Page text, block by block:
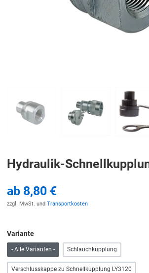
Hydraulik-
ab 8,80 €
zzgl. MwSt. und Transportkosten
Variante
- Alle Varianten - Schlauchkupplung
Verschlusskappe zu Schnellkupplung LY3120